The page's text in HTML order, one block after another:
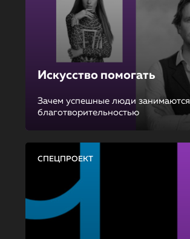
Искусство помогать
Зачем успешные люди занимаются
благотворительностью
СПЕЦПРОЕКТ